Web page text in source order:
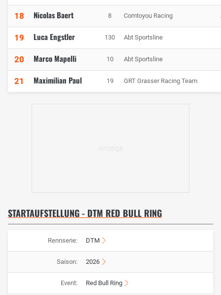
18 Nicolas Baert 8 Comtoyou Racing
19 Luca Engstler 130 Abt Sportsline
20 Marco Mapelli 10 Abt Sportsline
21 Maximilian Paul 19 GRT Grasser Racing Team
STARTAUFSTELLUNG - DTM RED BULL RING
Rennserie: DTM
Saison: 2026
Event: Red Bull Ring